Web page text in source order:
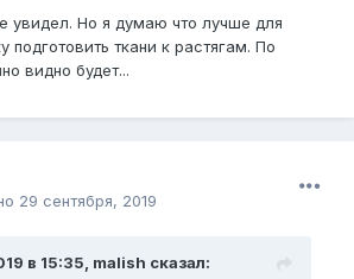
увидел. Но я думаю что лучше для
подготовить ткани к растягам. По
видно будет...
29 сентября, 2019
в 15:35, malish сказал: